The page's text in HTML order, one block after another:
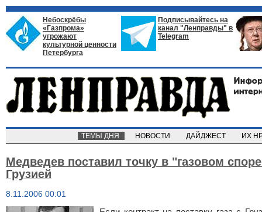
Небоскрёбы
«Газпрома»
угрожают
культурной ценности
Петербурга
Подписывайтесь на
канал "Ленправды" в
Telegram
ТЕМЫ ДНЯ НОВОСТИ ДАЙДЖЕСТ ИХ
Медведев поставил точку в "газовом
Грузией
8.11.2006 00:01